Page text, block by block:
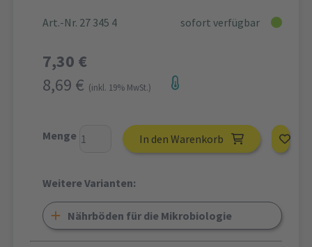
Art.-Nr. 27 345 4 sofort verfügbar
7,30 €
8,69 € (inkl. 19% MwSt.)
Menge In den Warenkorb
Weitere Varianten:
Nährböden für die Mikrobiologie